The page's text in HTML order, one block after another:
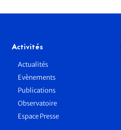
Activités
Actualités
Evènements
Publications
Observatoire
Espace Presse